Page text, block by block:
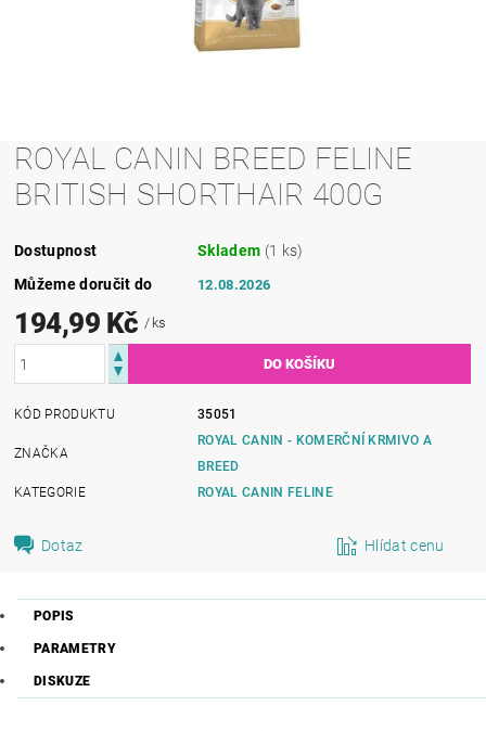
ROYAL CANIN BREED FELINE
BRITISH SHORTHAIR 400G
Dostupnost Skladem (1 ks)
Můžeme doručit do
12.08.2026
194,99 Kč/ ks
KÓD PRODUKTU 35051
ZNAČKA
ROYAL CANIN - KOMERČNÍ KRMIVO A
BREED
KATEGORIE
ROYAL CANIN FELINE
Dotaz Hlídat cenu
POPIS
PARAMETRY
DISKUZE